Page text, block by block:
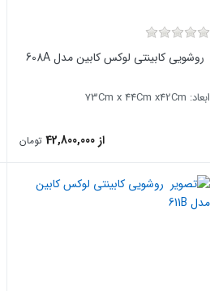
روشویی کابینتی لوکس کابین مدل 608A
ابعاد: 73Cm x 44Cm x42Cm
از 42,800,000 تومان